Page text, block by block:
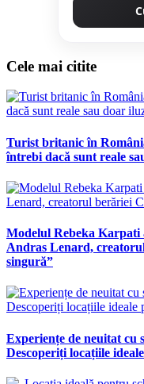
Cele mai citite
Turist britanic în
întrebi dacă sunt reale
Modelul Rebeka Karpati
Andras Lenard,
singură”
Experiențe de neuitat cu
Descoperiți locațiile